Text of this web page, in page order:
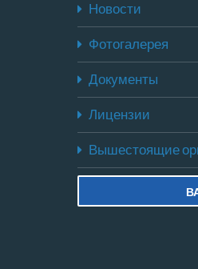
Новости
Фотогалерея
Документы
Лицензии
Вышестоящие